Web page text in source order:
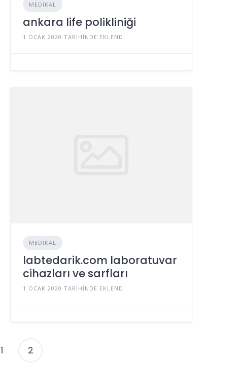
MEDIKAL
ankara life polikliniği
1 OCAK 2020 TARIHINDE EKLENDI
MEDIKAL
labtedarik.com laboratuvar
cihazları ve sarfları
1 OCAK 2020 TARIHINDE EKLENDI
Yazı
1 2